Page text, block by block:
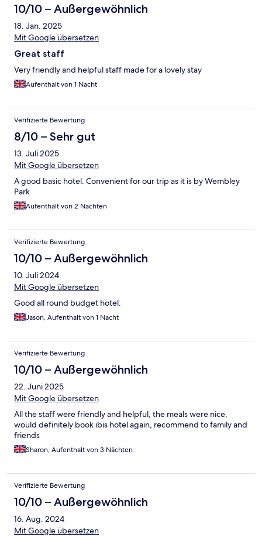
10/10 – Außergewöhnlich
18. Jan. 2025
Mit Google übersetzen
Great staff
Very friendly and helpful staff made for a lovely stay
Aufenthalt von 1 Nacht
Verifizierte Bewertung
8/10 – Sehr gut
13. Juli 2025
Mit Google übersetzen
A good basic hotel. Convenient for our trip as it is by Wembley
Park
Aufenthalt von 2 Nächten
Verifizierte Bewertung
10/10 – Außergewöhnlich
10. Juli 2024
Mit Google übersetzen
Good all round budget hotel.
Jason, Aufenthalt von 1 Nacht
Verifizierte Bewertung
10/10 – Außergewöhnlich
22. Juni 2025
Mit Google übersetzen
All the staff were friendly and helpful, the meals were nice,
would definitely book ibis hotel again, recommend to family and
friends
Sharon, Aufenthalt von 3 Nächten
Verifizierte Bewertung
10/10 – Außergewöhnlich
16. Aug. 2024
Mit Google übersetzen